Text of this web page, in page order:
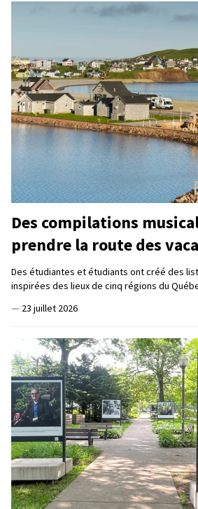
Des compilations
prendre la route des
Des étudiantes et étudiants ont créé des
inspirées des lieux de cinq régions du
— 23 juillet 2026